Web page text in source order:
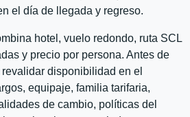
el día de llegada y regreso.
hotel, vuelo redondo, ruta SCL
y precio por persona. Antes de
disponibilidad en el
equipaje, familia tarifaria,
de cambio, políticas del